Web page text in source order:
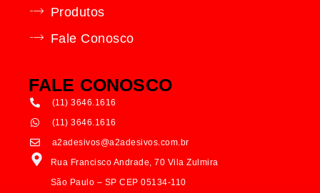
Produtos
Fale Conosco
FALE CONOSCO
(11) 3646.1616
(11) 3646.1616
a2adesivos@a2adesivos.com.br
Rua Francisco Andrade, 70 Vila Zulmira
São Paulo – SP CEP 05134-110